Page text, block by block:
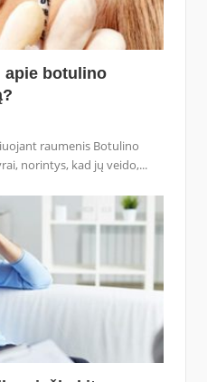
apie botulino
raumenis Botulino
norintys, kad jų veido,...